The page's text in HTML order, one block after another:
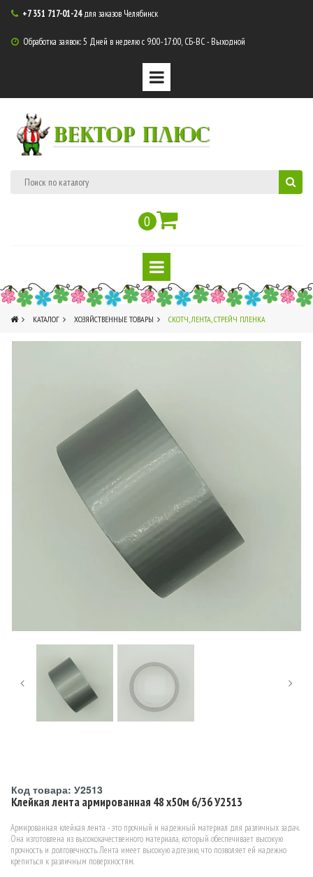
 +7 351 717-01-24для заказов Челябинск
 Обработка заявок: 5 Дней в неделю с 9:00-17:00, СБ-ВС - Выходной
ВЕКТОР ПЛЮС
0
КАТАЛОГ ХОЗЯЙСТВЕННЫЕ ТОВАРЫ СКОТЧ, ЛЕНТА, СТРЕЙЧ ПЛЕНКА
Код товара: У2513
Клейкая лента армированная 48 x50м 6/36 У2513
Армированная клейкая лента - это прочный и надежный материал для различных задач.
Она изготовлена из высококачественного материала, который обеспечивает высокую
прочность и долговечность. Лента имеет высокую адгезию, что позволяет ей надежно
крепиться к различным поверхностям.